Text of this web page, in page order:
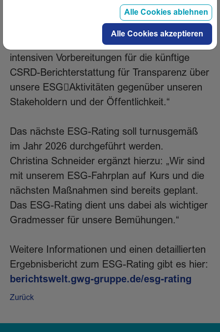
sorgt zusammen mit unserem im Jahr 2024
erneut veröffentlichten Nachhaltigkeitsbericht,
der DNK-Erklärung und unseren
intensiven Vorbereitungen für die künftige
CSRD-Berichterstattung für Transparenz über
unsere ESG￾Aktivitäten gegenüber unseren
Stakeholdern und der Öffentlichkeit.“
Das nächste ESG-Rating soll turnusgemäß
im Jahr 2026 durchgeführt werden.
Christina Schneider ergänzt hierzu: „Wir sind
mit unserem ESG-Fahrplan auf Kurs und die
nächsten Maßnahmen sind bereits geplant.
Das ESG-Rating dient uns dabei als wichtiger
Gradmesser für unsere Bemühungen.“
Weitere Informationen und einen detaillierten
Ergebnisbericht zum ESG-Rating gibt es hier:
berichtswelt.gwg-gruppe.de/esg-rating
Zurück
Alle Cookies ablehnen
Alle Cookies akzeptieren